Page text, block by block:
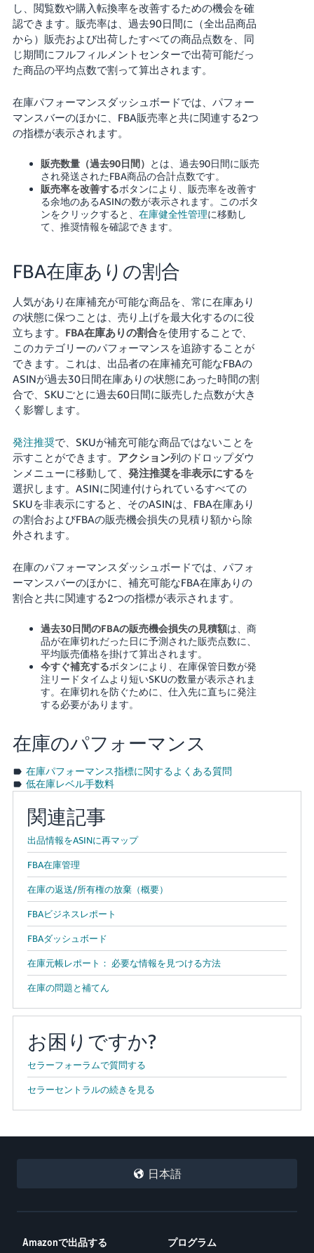
し、閲覧数や購入転換率を改善するための機会を確
認できます。販売率は、過去90日間に（全出品商品
から）販売および出荷したすべての商品点数を、同
じ期間にフルフィルメントセンターで出荷可能だっ
た商品の平均点数で割って算出されます。
在庫パフォーマンスダッシュボードでは、パフォー
マンスバーのほかに、FBA販売率と共に関連する2つ
の指標が表示されます。
販売数量（過去90日間） とは、過去90日間に販売
され発送されたFBA商品の合計点数です。
販売率を改善するボタンにより、販売率を改善す
る余地のあるASINの数が表示されます。このボタ
ンをクリックすると、 在庫健全性管理に移動し
て、推奨情報を確認できます。
FBA在庫ありの割合
人気があり在庫補充が可能な商品を、常に在庫あり
の状態に保つことは、売り上げを最大化するのに役
立ちます。 FBA在庫ありの割合を使用することで、
このカテゴリーのパフォーマンスを追跡することが
できます。これは、出品者の在庫補充可能なFBAの
ASINが過去30日間在庫ありの状態にあった時間の割
合で、SKUごとに過去60日間に販売した点数が大き
く影響します。
発注推奨で、SKUが補充可能な商品ではないことを
示すことができます。 アクション列のドロップダウ
ンメニューに移動して、 発注推奨を非表示にするを
選択します。ASINに関連付けられているすべての
SKUを非表示にすると、そのASINは、FBA在庫あり
の割合およびFBAの販売機会損失の見積り額から除
外されます。
在庫のパフォーマンスダッシュボードでは、パフォ
ーマンスバーのほかに、補充可能なFBA在庫ありの
割合と共に関連する2つの指標が表示されます。
過去30日間のFBAの販売機会損失の見積額は、商
品が在庫切れだった日に予測された販売点数に、
平均販売価格を掛けて算出されます。
今すぐ補充するボタンにより、在庫保管日数が発
注リードタイムより短いSKUの数量が表示されま
す。在庫切れを防ぐために、仕入先に直ちに発注
する必要があります。
在庫のパフォーマンス
在庫パフォーマンス指標に関するよくある質問
低在庫レベル手数料
関連記事
出品情報をASINに再マップ
FBA在庫管理
在庫の返送/所有権の放棄（概要）
FBAビジネスレポート
FBAダッシュボード
在庫元帳レポート： 必要な情報を見つける方法
在庫の問題と補てん
お困りですか?
セラーフォーラムで質問する
セラーセントラルの続きを見る
日本語
Amazonで出品する プログラム